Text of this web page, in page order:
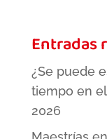
Entradas
¿Se puede
tiempo en
2026